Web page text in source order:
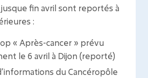
fin avril sont reportés à
:
« Après-cancer » prévu
le 6 avril à Dijon (reporté)
du Cancéropôle